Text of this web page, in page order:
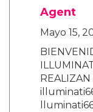
Agent
Mayo 15,